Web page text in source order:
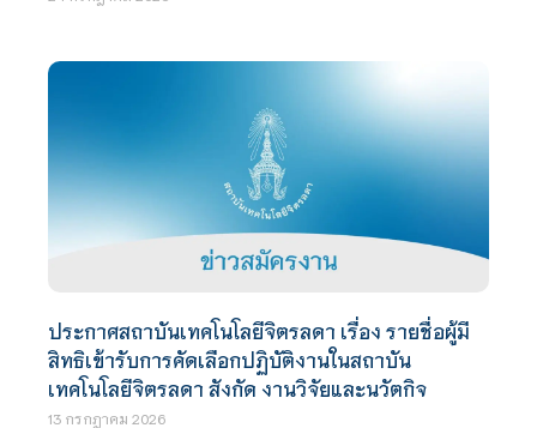
ประกาศสถาบันเทคโนโลยีจิตรลดา เรื่อง รายชื่อผู้มี
สิทธิเข้ารับการคัดเลือกปฏิบัติงานในสถาบัน
เทคโนโลยีจิตรลดา สังกัด งานวิจัยและนวัตกิจ
13 กรกฎาคม 2026